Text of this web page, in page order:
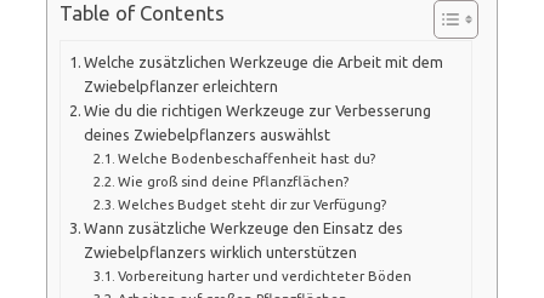
Table of Contents
Welche zusätzlichen Werkzeuge die Arbeit mit dem
Zwiebelpflanzer erleichtern
Wie du die richtigen Werkzeuge zur Verbesserung
deines Zwiebelpflanzers auswählst
Welche Bodenbeschaffenheit hast du?
Wie groß sind deine Pflanzflächen?
Welches Budget steht dir zur Verfügung?
Wann zusätzliche Werkzeuge den Einsatz des
Zwiebelpflanzers wirklich unterstützen
Vorbereitung harter und verdichteter Böden